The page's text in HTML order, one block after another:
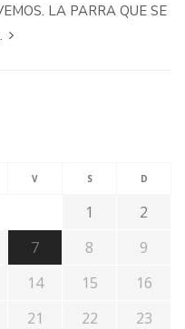
LA PARRA QUE SE
V S D
1
2
7 8
9
14 15
16
21 22 23